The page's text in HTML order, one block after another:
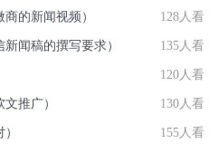
的新闻视频） 128人看
闻稿的撰写要求） 135人看
120人看
推广） 130人看
155人看